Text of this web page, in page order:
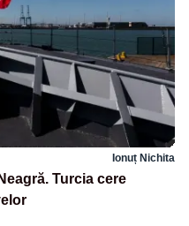
Ionuț Nichita
Turcia cere